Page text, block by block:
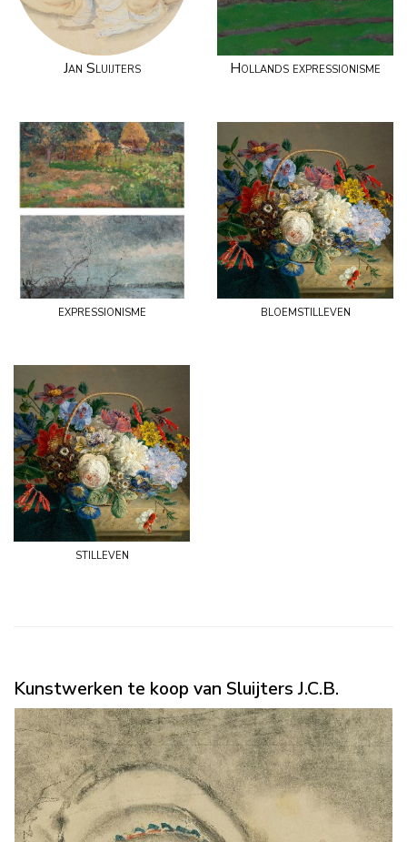
Jan Sluijters Hollands expressionisme
expressionisme bloemstilleven
stilleven
Kunstwerken te koop van Sluijters J.C.B.